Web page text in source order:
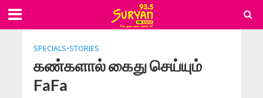
SPECIALS•STORIES
கண்களால் கைது செய்யும்
FaFa